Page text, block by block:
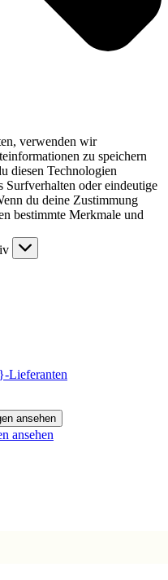
verwenden wir
zu speichern
diesen Technologien
oder eindeutige
du deine Zustimmung
bestimmte Merkmale und
Lieferanten
ansehen
ansehen